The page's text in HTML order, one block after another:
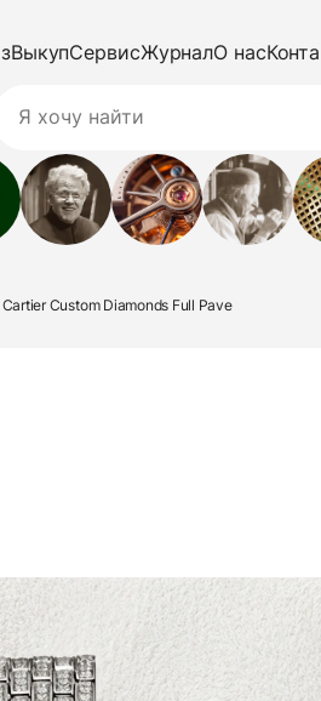
ВыкупСервисЖурналО нас
Custom Diamonds Full Pave